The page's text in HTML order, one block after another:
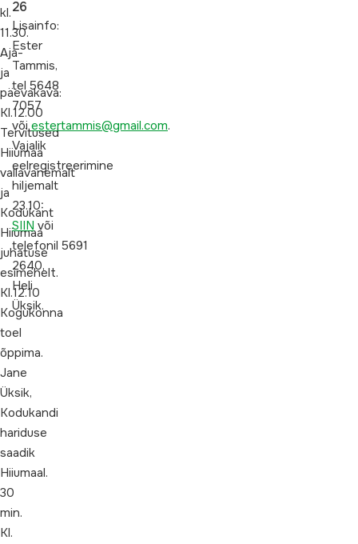
kl.
11.30.
Aja-
ja
päevakava:
Kl.12.00
Tervitused
Hiiumaa
vallavanemalt
ja
Kodukant
Hiiumaa
juhatuse
esimehelt.
Kl.12.10
Kogukonna
toel
õppima.
Jane
Üksik,
Kodukandi
hariduse
saadik
Hiiumaal.
30
min.
Kl.
26
Lisainfo:
Ester
Tammis,
tel 5648
7057
võiestertammis@gmail.com.
Vajalik
eelregistreerimine
hiljemalt
23.10:
SIIN või
telefonil 5691
2640,
Heli
Üksik.